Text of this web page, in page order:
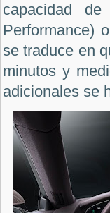
capacidad
Performance)
se traduce en
minutos y
adicionales se